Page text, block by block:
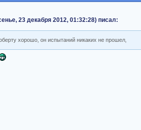
23 декабря 2012, 01:32:28) писал:
хорошо, он испытаний никаких не прошел,